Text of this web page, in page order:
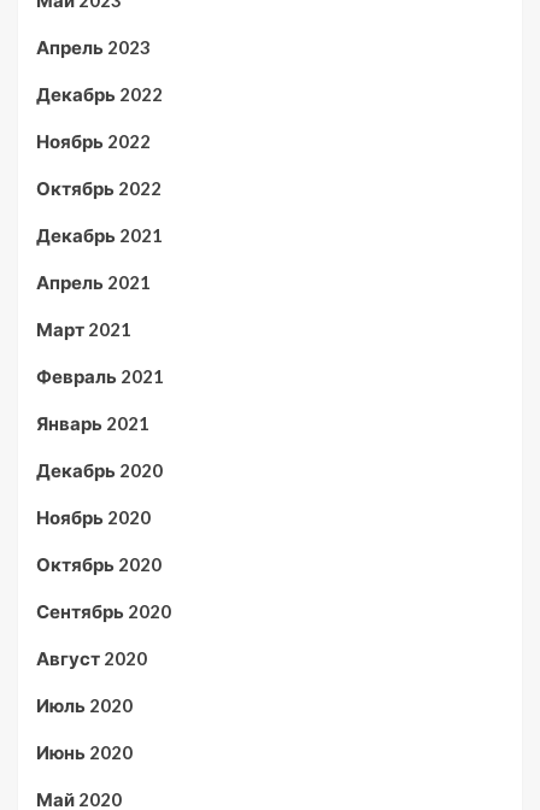
Апрель 2023
Декабрь 2022
Ноябрь 2022
Октябрь 2022
Декабрь 2021
Апрель 2021
Март 2021
Февраль 2021
Январь 2021
Декабрь 2020
Ноябрь 2020
Октябрь 2020
Сентябрь 2020
Август 2020
Июль 2020
Июнь 2020
Май 2020